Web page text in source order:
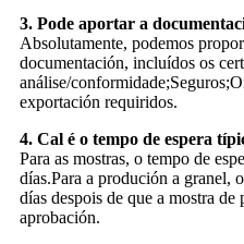
3. Pode aportar a
Absolutamente, podemos
documentación, incluídos os
análise/
exportación requiridos.
4. Cal é o tempo de espera
Para as mostras, o tempo de
días.Para a produción a granel,
días despois de que a mostra
aprobación.